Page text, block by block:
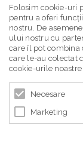
Folosim cookie-uri
pentru a oferi
nostru. De
ului nostru cu
care îl pot combina
care le-au colectat
cookie-urile
Necesare
Marketing